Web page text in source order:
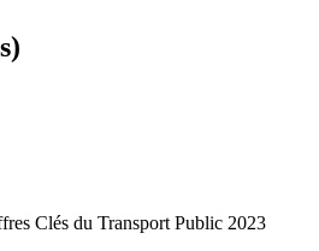
Clés du Transport Public 2023